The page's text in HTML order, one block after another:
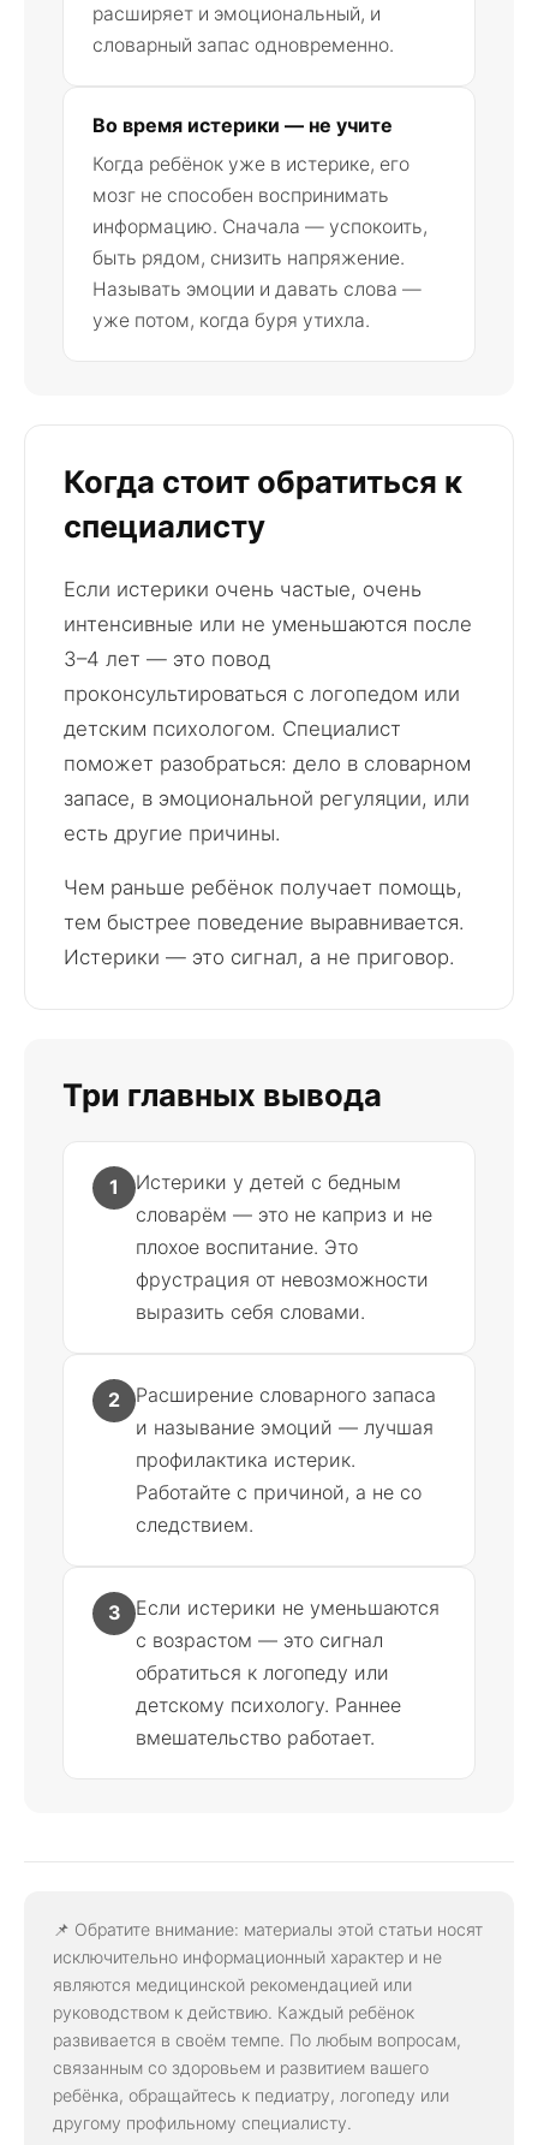
расширяет и эмоциональный, и
словарный запас одновременно.
Во время истерики — не учите
Когда ребёнок уже в истерике, его
мозг не способен воспринимать
информацию. Сначала — успокоить,
быть рядом, снизить напряжение.
Называть эмоции и давать слова —
уже потом, когда буря утихла.
Когда стоит обратиться к
специалисту
Если истерики очень частые, очень
интенсивные или не уменьшаются после
3–4 лет — это повод
проконсультироваться с логопедом или
детским психологом. Специалист
поможет разобраться: дело в словарном
запасе, в эмоциональной регуляции, или
есть другие причины.
Чем раньше ребёнок получает помощь,
тем быстрее поведение выравнивается.
Истерики — это сигнал, а не приговор.
Три главных вывода
1
Истерики у детей с бедным
словарём — это не каприз и не
плохое воспитание. Это
фрустрация от невозможности
выразить себя словами.
2
Расширение словарного запаса
и называние эмоций — лучшая
профилактика истерик.
Работайте с причиной, а не со
следствием.
3
Если истерики не уменьшаются
с возрастом — это сигнал
обратиться к логопеду или
детскому психологу. Раннее
вмешательство работает.
📌 Обратите внимание: материалы этой статьи носят
исключительно информационный характер и не
являются медицинской рекомендацией или
руководством к действию. Каждый ребёнок
развивается в своём темпе. По любым вопросам,
связанным со здоровьем и развитием вашего
ребёнка, обращайтесь к педиатру, логопеду или
другому профильному специалисту.